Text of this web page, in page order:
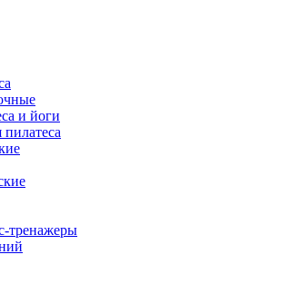
и йоги
тренажеры